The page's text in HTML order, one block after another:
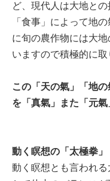
ど、現代人は大地と
「食事」によって地
に旬の農作物には大
いますので積極的に取
この「天の氣」「地
を「真氣」また「元氣
動く瞑想の「太極拳」
動く瞑想とも言われ